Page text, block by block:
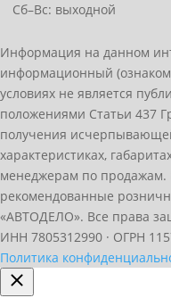
Сб–Вс: выходной
Информация на данном
информационный
условиях не является
положениями Статьи 437
получения
характеристиках,
менеджерам по продажам.
рекомендованные
«АВТОДЕЛО». Все права
ИНН 7805312990 · ОГРН
Политика